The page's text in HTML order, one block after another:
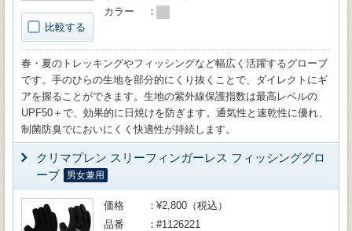
比較する
カラー
春・夏のトレッキングやフィッシングなど幅広く活躍するグローブ
です。手のひらの生地を部分的にくり抜くことで、ダイレクトにギ
アを握ることができます。生地の紫外線保護指数は最高レベルの
UPF50＋で、効果的に日焼けを防ぎます。通気性と速乾性に優れ、
制菌防臭でにおいにくく快適性が持続します。
クリマプレン スリーフィンガーレス フィッシンググロ
ーブ
男女兼用
価格
¥2,800（税込）
品番
#1126221